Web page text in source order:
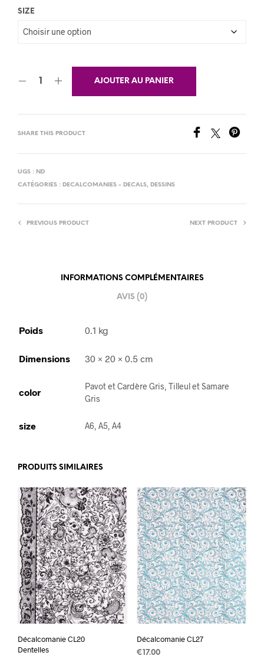
SIZE
AJOUTER AU PANIER
SHARE THIS PRODUCT
UGS : ND
CATÉGORIES : DECALCOMANIES - DECALS, DESSINS
PREVIOUS PRODUCT NEXT PRODUCT
INFORMATIONS COMPLÉMENTAIRES
AVIS (0)
Poids 0.1 kg
Dimensions 30 × 20 × 0.5 cm
color
Pavot et Cardère Gris, Tilleul et Samare
Gris
size A6, A5, A4
PRODUITS SIMILAIRES
Décalcomanie CL20
Dentelles
Décalcomanie CL27
€ 17.00